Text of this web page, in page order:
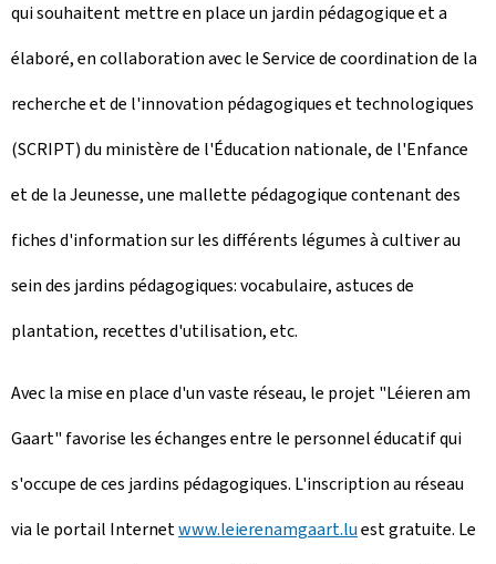
qui souhaitent mettre en place un jardin pédagogique et a
élaboré, en collaboration avec le Service de coordination de la
recherche et de l'innovation pédagogiques et technologiques
(SCRIPT) du ministère de l'Éducation nationale, de l'Enfance
et de la Jeunesse, une mallette pédagogique contenant des
fiches d'information sur les différents légumes à cultiver au
sein des jardins pédagogiques: vocabulaire, astuces de
plantation, recettes d'utilisation, etc.
Avec la mise en place d'un vaste réseau, le projet "Léieren am
Gaart" favorise les échanges entre le personnel éducatif qui
s'occupe de ces jardins pédagogiques. L'inscription au réseau
via le portail Internetwww.leierenamgaart.luest gratuite. Le